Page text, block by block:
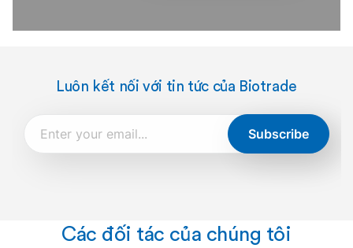
Luôn kết nối với tin tức của Biotrade
Subscribe
Các đối tác của chúng tôi